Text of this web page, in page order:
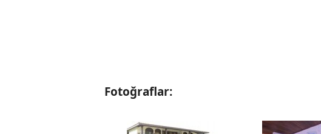
Fotoğraflar: